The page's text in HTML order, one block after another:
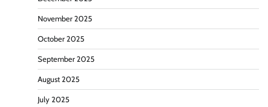
November 2025
October 2025
September 2025
August 2025
July 2025